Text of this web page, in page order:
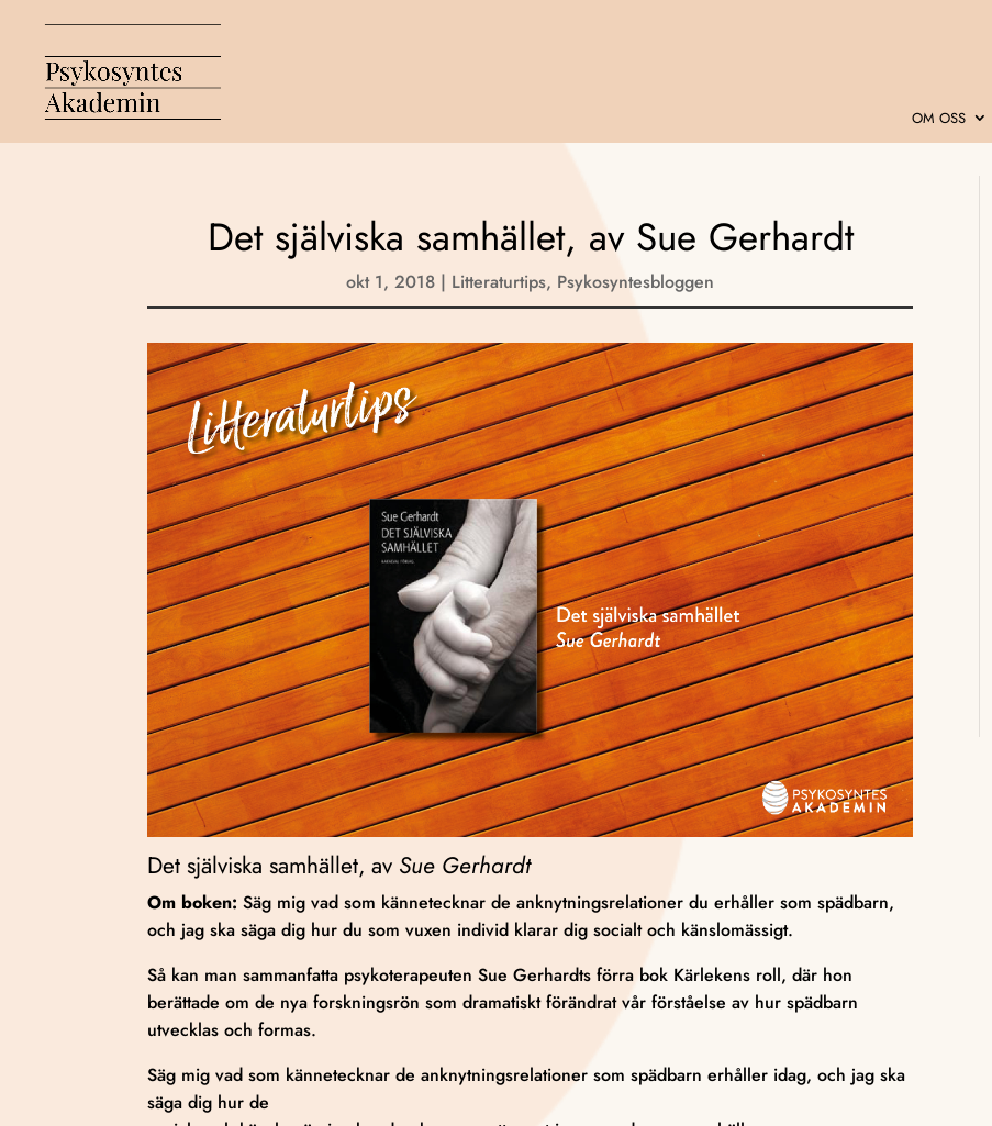
OM OSS
Det själviska samhället, av Sue Gerhardt
okt 1, 2018 | Litteraturtips, Psykosyntesbloggen
Det själviska samhället, av Sue Gerhardt
Om boken: Säg mig vad som kännetecknar de anknytningsrelationer du erhåller som spädbarn,
och jag ska säga dig hur du som vuxen individ klarar dig socialt och känslomässigt.
Så kan man sammanfatta psykoterapeuten Sue Gerhardts förra bok Kärlekens roll, där hon
berättade om de nya forskningsrön som dramatiskt förändrat vår förståelse av hur spädbarn
utvecklas och formas.
Säg mig vad som kännetecknar de anknytningsrelationer som spädbarn erhåller idag, och jag ska
säga dig hur de